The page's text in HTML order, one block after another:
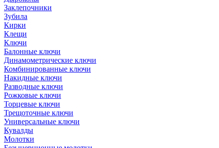
Заклепочники
Зубила
Кирки
Клещи
Ключи
Балонные ключи
Динамометрические ключи
Комбинированные ключи
Накидные ключи
Разводные ключи
Рожковые ключи
Торцевые ключи
Трещоточные ключи
Универсальные ключи
Кувалды
Молотки